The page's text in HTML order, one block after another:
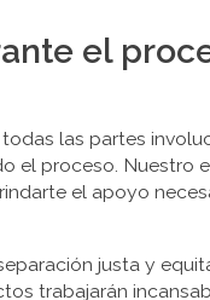
el
las partes
el proceso. Nuestro
el apoyo
justa y
trabajarán